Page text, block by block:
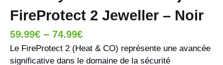
FireProtect 2 Jeweller – Noir
59.99€ – 74.99€
Le FireProtect 2 (Heat & CO) représente une avancée
significative dans le domaine de la sécurité